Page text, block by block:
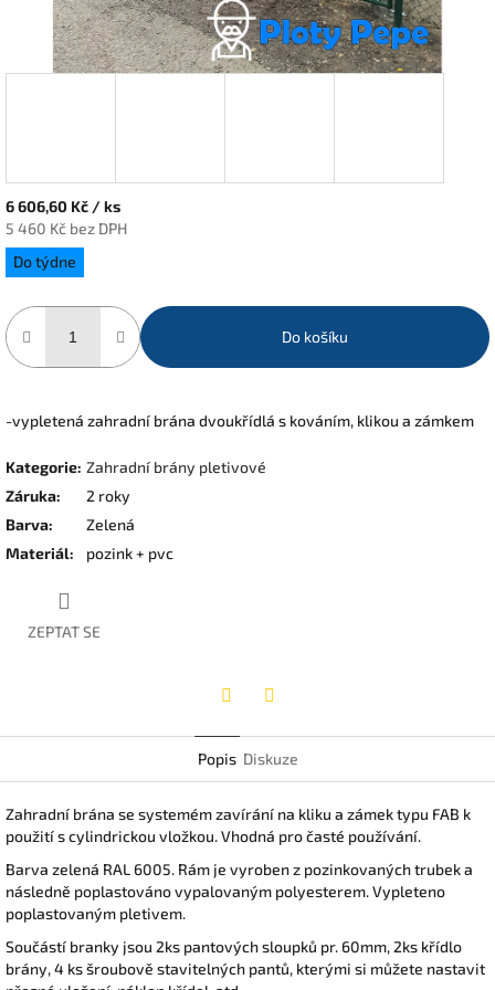
6 606,60 Kč / ks
5 460 Kč bez DPH
Měrná
cena:
Do týdne
Do košíku
-vypletená zahradní brána dvoukřídlá s kováním, klikou a zámkem
Kategorie: Zahradní brány pletivové
Záruka:
2 roky
Barva:
Zelená
Materiál: pozink + pvc
ZEPTAT SE
Popis Diskuze
Zahradní brána se systemém zavírání na kliku a zámek typu FAB k
použití s cylindrickou vložkou. Vhodná pro časté používání.
Barva zelená RAL 6005. Rám je vyroben z pozinkovaných trubek a
následně poplastováno vypalovaným polyesterem. Vypleteno
poplastovaným pletivem.
Součástí branky jsou 2ks pantových sloupků pr. 60mm, 2ks křídlo
brány, 4 ks šroubově stavitelných pantů, kterými si můžete nastavit